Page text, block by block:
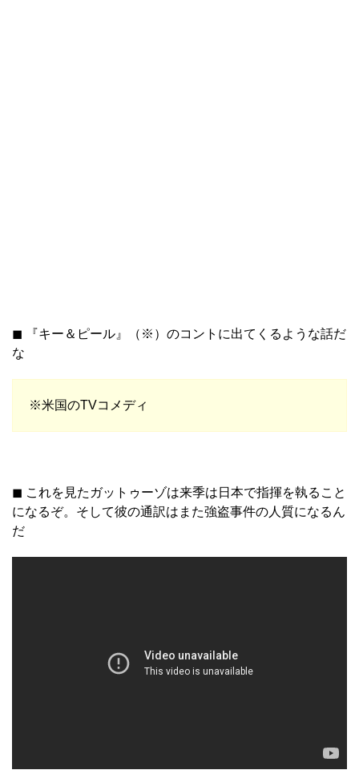
◼︎ 『キー＆ピール』（※）のコントに出てくるような話だ
な
※米国のTVコメディ
◼︎ これを見たガットゥーゾは来季は日本で指揮を執ること
になるぞ。そして彼の通訳はまた強盗事件の人質になるん
だ